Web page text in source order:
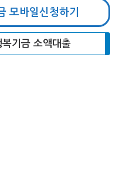
모바일신청하기
기금 소액대출